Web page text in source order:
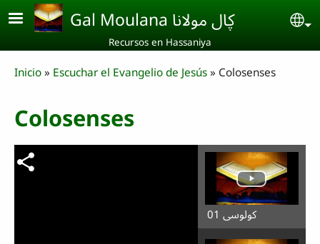
Skip to main content Gal Moulana ڮال مولانا
Recursos en Hassaniya
Breadcrumb
Inicio Escuchar el Evangelio de Jesús Colosenses
Colosenses
كولوسي 01